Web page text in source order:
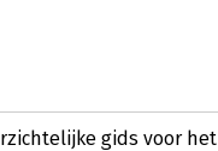
gids voor het